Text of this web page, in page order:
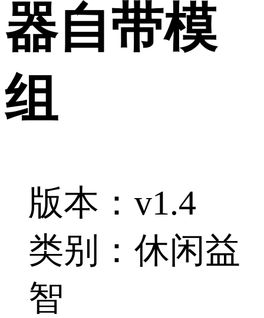
器自带模
组
版本：v1.4
类别：休闲益
智